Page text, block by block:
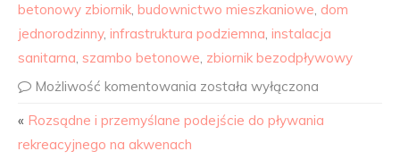
betonowy zbiornik, budownictwo mieszkaniowe, dom
jednorodzinny, infrastruktura podziemna, instalacja
sanitarna, szambo betonowe, zbiornik bezodpływowy
Możliwość komentowania została wyłączona
« Rozsądne i przemyślane podejście do pływania
rekreacyjnego na akwenach